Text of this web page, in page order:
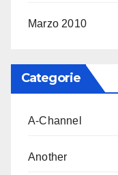
Marzo 2010
Categorie
A-Channel
Another